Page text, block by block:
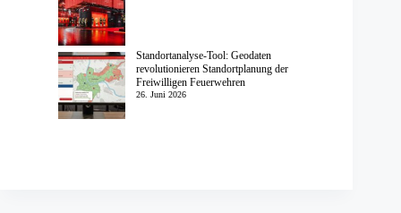
Standortanalyse-Tool: Geodaten
revolutionieren Standortplanung der
Freiwilligen Feuerwehren
26. Juni 2026